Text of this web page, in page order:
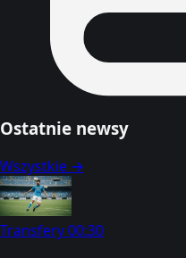
Ostatnie newsy
Wszystkie →
Transfery00:30